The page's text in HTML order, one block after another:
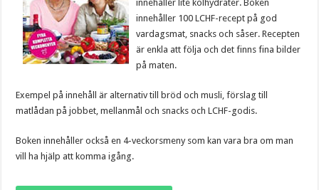
innehåller lite kolhydrater. Boken
innehåller 100 LCHF-recept på god
vardagsmat, snacks och såser. Recepten
är enkla att följa och det finns fina bilder
på maten.
Exempel på innehåll är alternativ till bröd och musli, förslag till
matlådan på jobbet, mellanmål och snacks och LCHF-godis.
Boken innehåller också en 4-veckorsmeny som kan vara bra om man
vill ha hjälp att komma igång.